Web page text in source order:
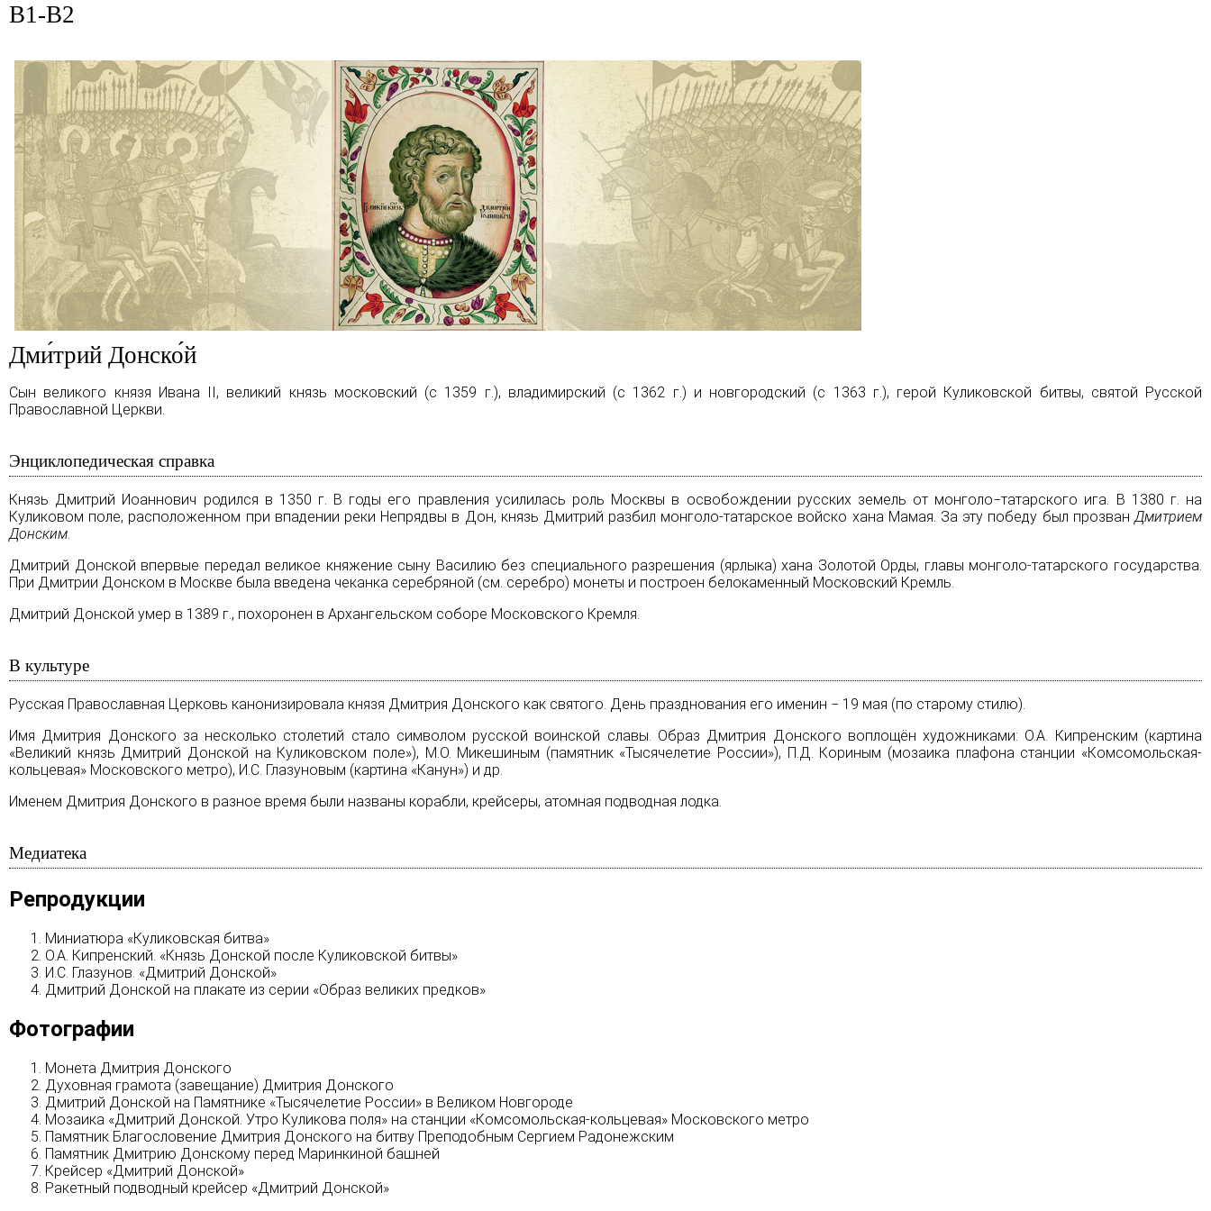
B1-B2
Дми́трий Донско́й
Сын великого князя Ивана II, великий князь московский (с 1359 г.), владимирский (с 1362 г.) и новгородский (с 1363 г.), герой Куликовской битвы, святой Русской
Православной Церкви.
Энциклопедическая справка
Князь Дмитрий Иоаннович родился в 1350 г. В годы его правления усилилась роль Москвы в освобождении русских земель от монголо−татарского ига. В 1380 г. на
Куликовом поле, расположенном при впадении реки Непрядвы в Дон, князь Дмитрий разбил монголо-татарское войско хана Мамая. За эту победу был прозванДмитрием
Донским.
Дмитрий Донской впервые передал великое княжение сыну Василию без специального разрешения (ярлыка) хана Золотой Орды, главы монголо-татарского государства.
При Дмитрии Донском в Москве была введена чеканка серебряной (см. серебро) монеты и построен белокаменный Московский Кремль.
Дмитрий Донской умер в 1389 г., похоронен в Архангельском соборе Московского Кремля.
В культуре
Русская Православная Церковь канонизировала князя Дмитрия Донского как святого. День празднования его именин − 19 мая (по старому стилю).
Имя Дмитрия Донского за несколько столетий стало символом русской воинской славы. Образ Дмитрия Донского воплощён художниками: О.А. Кипренским (картина
«Великий князь Дмитрий Донской на Куликовском поле»), М.О. Микешиным (памятник «Тысячелетие России»), П.Д. Кориным (мозаика плафона станции «Комсомольская-
кольцевая» Московского метро), И.С. Глазуновым (картина «Канун») и др.
Именем Дмитрия Донского в разное время были названы корабли, крейсеры, атомная подводная лодка.
Медиатека
Репродукции
Миниатюра «Куликовская битва»
О.А. Кипренский. «Князь Донской после Куликовской битвы»
И.С. Глазунов. «Дмитрий Донской»
Дмитрий Донской на плакате из серии «Образ великих предков»
Фотографии
Монета Дмитрия Донского
Духовная грамота (завещание) Дмитрия Донского
Дмитрий Донской на Памятнике «Тысячелетие России» в Великом Новгороде
Мозаика «Дмитрий Донской. Утро Куликова поля» на станции «Комсомольская-кольцевая» Московского метро
Памятник Благословение Дмитрия Донского на битву Преподобным Сергием Радонежским
Памятник Дмитрию Донскому перед Маринкиной башней
Крейсер «Дмитрий Донской»
Ракетный подводный крейсер «Дмитрий Донской»